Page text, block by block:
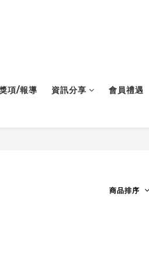
項/報導 資訊分享 會員禮遇
商品排序